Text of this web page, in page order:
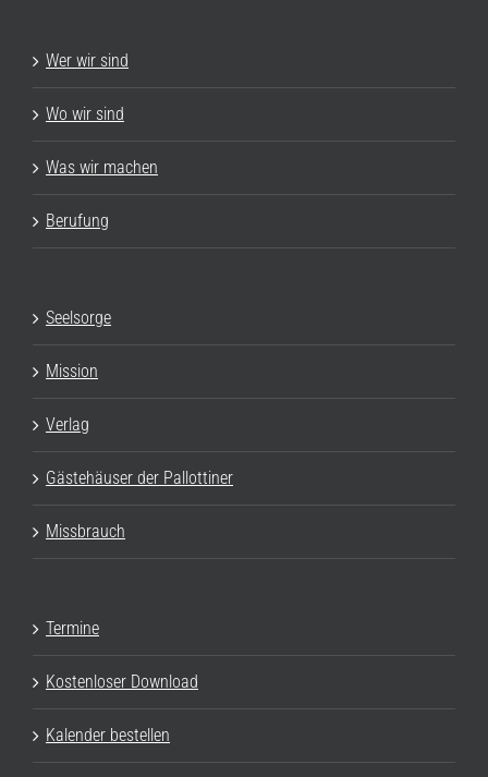
Wer wir sind
Wo wir sind
Was wir machen
Berufung
Seelsorge
Mission
Verlag
Gästehäuser der Pallottiner
Missbrauch
Termine
Kostenloser Download
Kalender bestellen